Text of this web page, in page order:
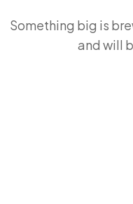
Something big is
and will